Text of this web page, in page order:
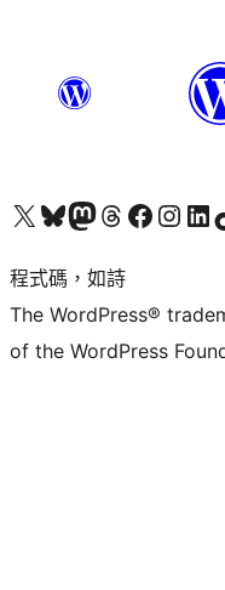
查看我們的 X (之前的 Twitter) 帳號造訪我們的 Bluesky 帳號造訪我們的 Mastodon 帳號造訪我們的 Threads 帳號 造訪我們的 Facebook 粉絲專頁Visit ourVisit 造訪
程式碼，如詩
The WordPress®
of the WordPress